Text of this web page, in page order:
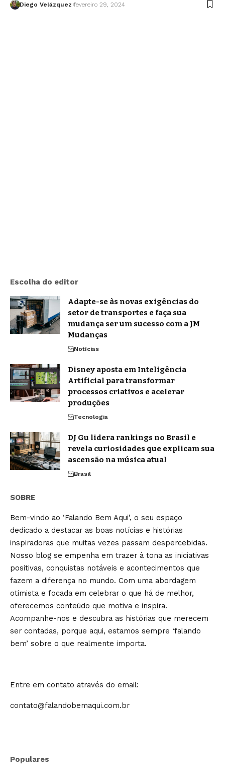
Diego Velázquez fevereiro 29, 2024
Escolha do editor
Adapte-se às novas exigências do
setor de transportes e faça sua
mudança ser um sucesso com a JM
Mudanças
Notícias
Disney aposta em Inteligência
Artificial para transformar
processos criativos e acelerar
produções
Tecnologia
DJ Gu lidera rankings no Brasil e
revela curiosidades que explicam sua
ascensão na música atual
Brasil
SOBRE
Bem-vindo ao ‘Falando Bem Aqui’, o seu espaço
dedicado a destacar as boas notícias e histórias
inspiradoras que muitas vezes passam despercebidas.
Nosso blog se empenha em trazer à tona as iniciativas
positivas, conquistas notáveis e acontecimentos que
fazem a diferença no mundo. Com uma abordagem
otimista e focada em celebrar o que há de melhor,
oferecemos conteúdo que motiva e inspira.
Acompanhe-nos e descubra as histórias que merecem
ser contadas, porque aqui, estamos sempre ‘falando
bem’ sobre o que realmente importa.
Entre em contato através do email:
contato@falandobemaqui.com.br
Populares